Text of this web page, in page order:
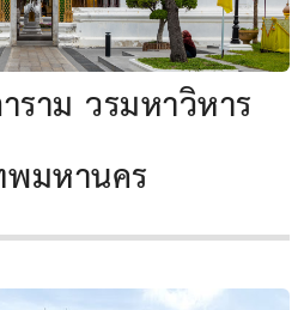
ราม วรมหาวิหาร
พมหานคร